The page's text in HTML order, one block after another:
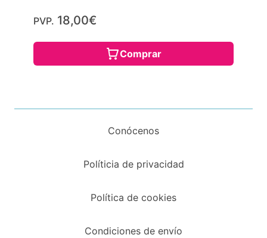
PVP. 18,00€
Comprar
Conócenos
Políticia de privacidad
Política de cookies
Condiciones de envío